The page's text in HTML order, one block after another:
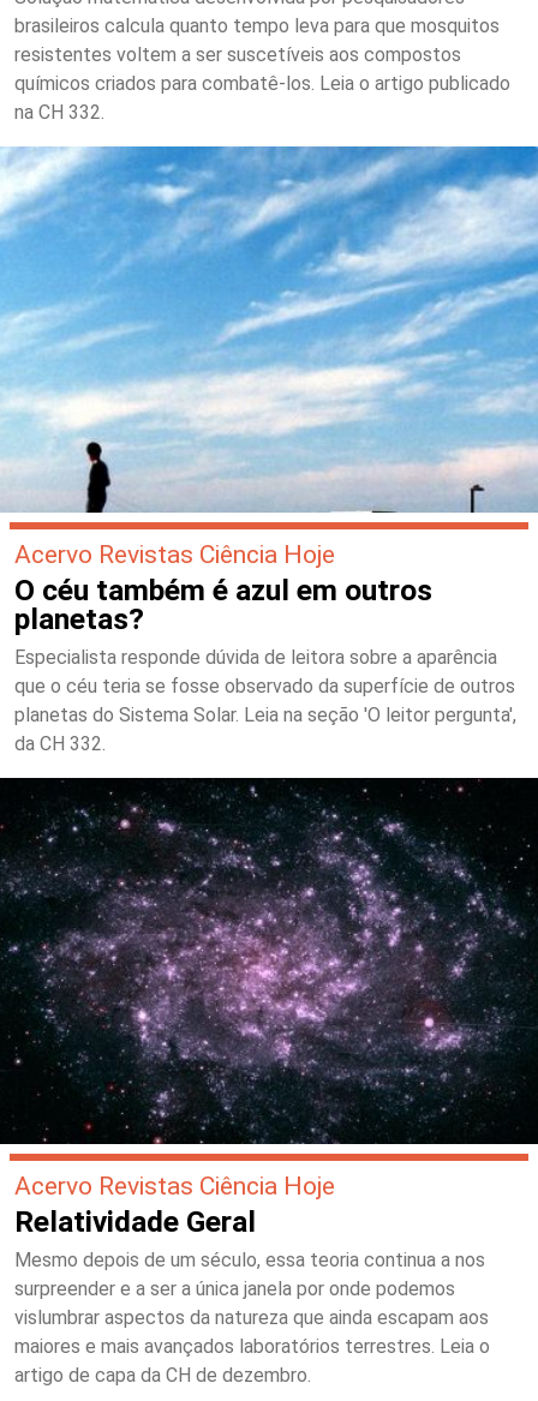
brasileiros calcula quanto tempo leva para que mosquitos
resistentes voltem a ser suscetíveis aos compostos
químicos criados para combatê-los. Leia o artigo publicado
na CH 332.
Acervo Revistas Ciência Hoje
O céu também é azul em outros
planetas?
Especialista responde dúvida de leitora sobre a aparência
que o céu teria se fosse observado da superfície de outros
planetas do Sistema Solar. Leia na seção 'O leitor pergunta',
da CH 332.
Acervo Revistas Ciência Hoje
Relatividade Geral
Mesmo depois de um século, essa teoria continua a nos
surpreender e a ser a única janela por onde podemos
vislumbrar aspectos da natureza que ainda escapam aos
maiores e mais avançados laboratórios terrestres. Leia o
artigo de capa da CH de dezembro.